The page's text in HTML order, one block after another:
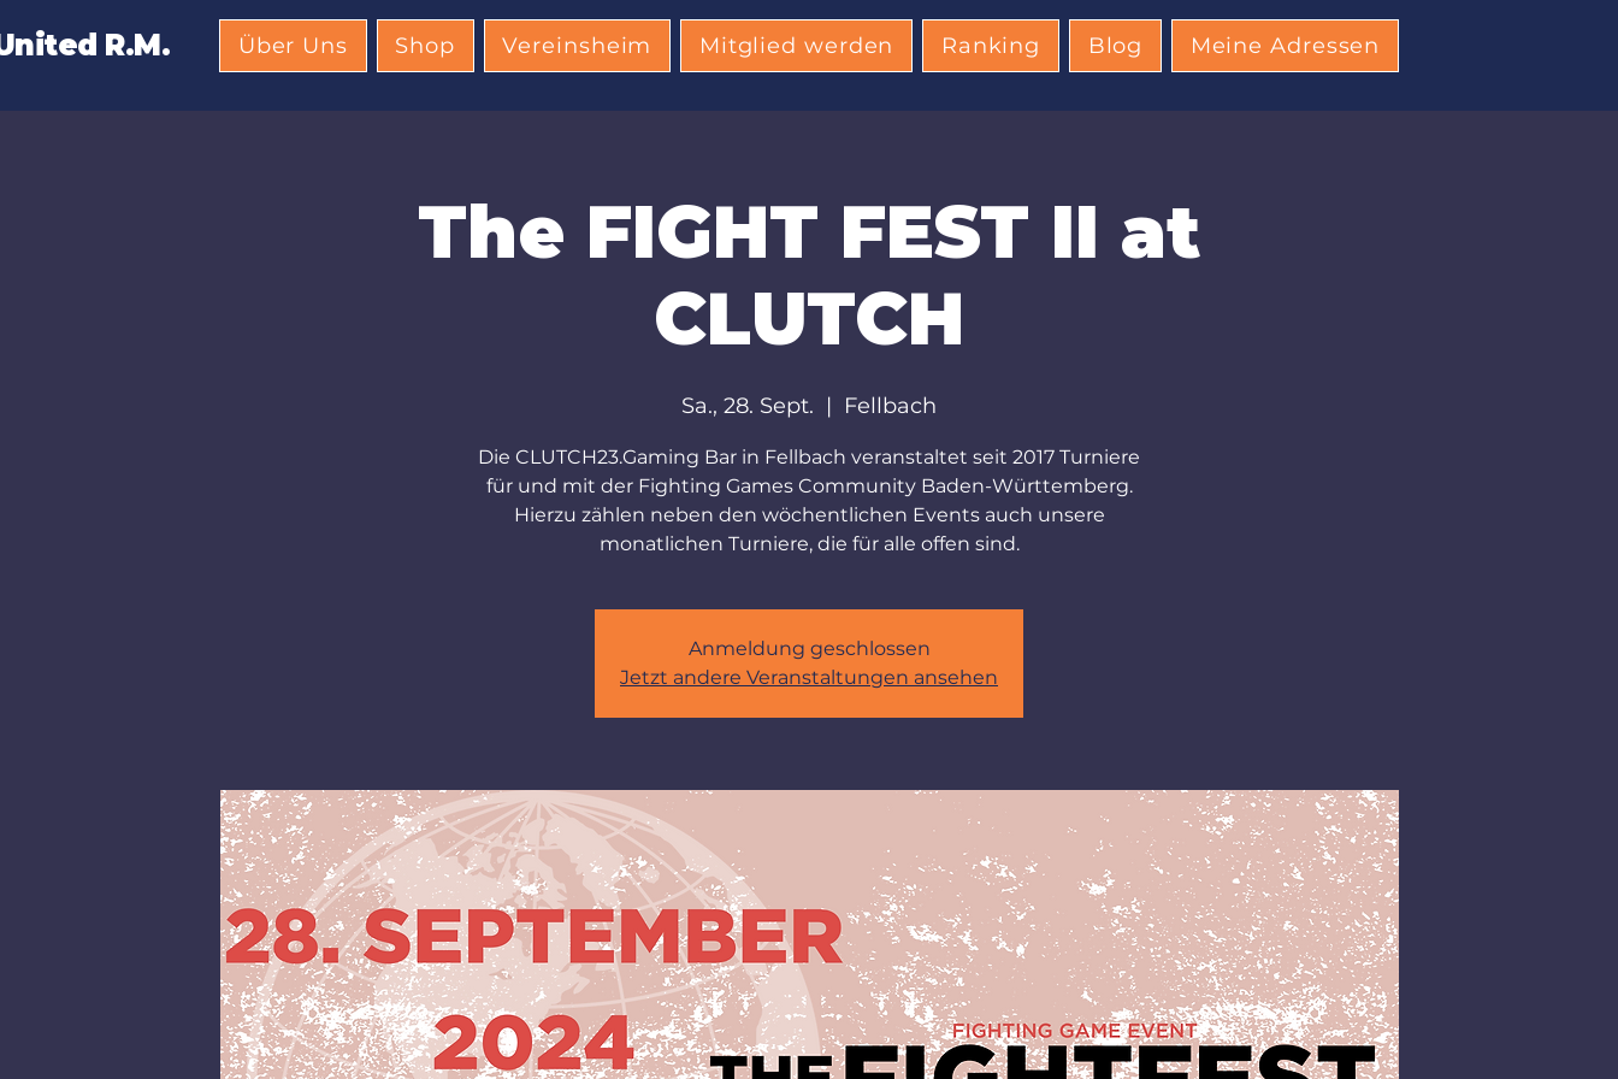
R.M. Über Uns Shop Vereinsheim Mitglied werden Ranking Blog Meine Adressen
The FIGHT FEST II at
CLUTCH
Sa., 28. Sept.
  |
Fellbach
Die CLUTCH23.Gaming Bar in Fellbach veranstaltet seit 2017 Turniere
für und mit der Fighting Games Community Baden-Württemberg.
Hierzu zählen neben den wöchentlichen Events auch unsere
monatlichen Turniere, die für alle offen sind.
Anmeldung geschlossen
Jetzt andere Veranstaltungen ansehen